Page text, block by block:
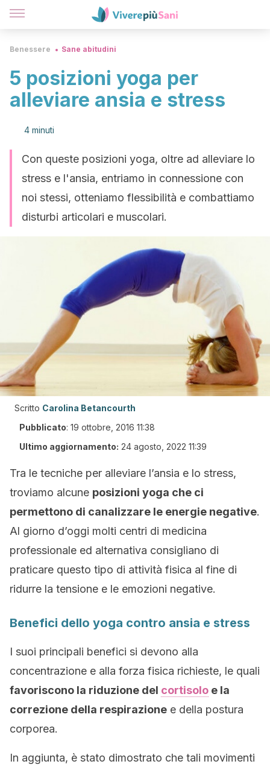
Benessere Sane abitudini
5 posizioni yoga per
alleviare ansia e stress
4 minuti
Con queste posizioni yoga, oltre ad alleviare lo
stress e l'ansia, entriamo in connessione con
noi stessi, otteniamo flessibilità e combattiamo
disturbi articolari e muscolari.
Scritto Carolina Betancourth
Pubblicato: 19 ottobre, 2016 11:38
Ultimo aggiornamento: 24 agosto, 2022 11:39
Tra le tecniche per alleviare l’ansia e lo stress,
troviamo alcune posizioni yoga che ci
permettono di canalizzare le energie negative.
Al giorno d’oggi molti centri di medicina
professionale ed alternativa consigliano di
praticare questo tipo di attività fisica al fine di
ridurre la tensione e le emozioni negative.
Benefici dello yoga contro ansia e stress
I suoi principali benefici si devono alla
concentrazione e alla forza fisica richieste, le quali
favoriscono la riduzione del cortisolo e la
correzione della respirazione e della postura
corporea.
In aggiunta, è stato dimostrato che tali movimenti